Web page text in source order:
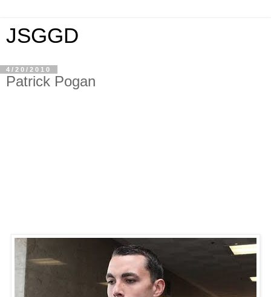
JSGGD
4/20/2010
Patrick Pogan